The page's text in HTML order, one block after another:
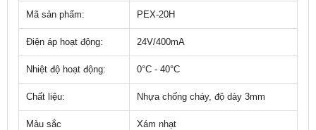
Mã sản phẩm: PEX-20H
Điện áp hoạt động: 24V/400mA
Nhiệt độ hoạt động: 0°C - 40°C
Chất liệu: Nhựa chống cháy, độ dày 3mm
Màu sắc Xám nhạt